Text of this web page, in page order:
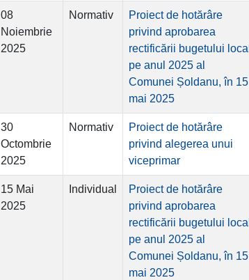
08
Noiembrie
2025
Normativ
Proiect de hotărâre
privind aprobarea
rectificării bugetului local
pe anul 2025 al
Comunei Șoldanu, în 15
mai 2025
30
Octombrie
2025
Normativ
Proiect de hotărâre
privind alegerea unui
viceprimar
15 Mai
2025
Individual
Proiect de hotărâre
privind aprobarea
rectificării bugetului local
pe anul 2025 al
Comunei Șoldanu, în 15
mai 2025